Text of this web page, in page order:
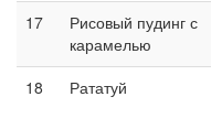
17
Рисовый пудинг с
карамелью
18 Рататуй